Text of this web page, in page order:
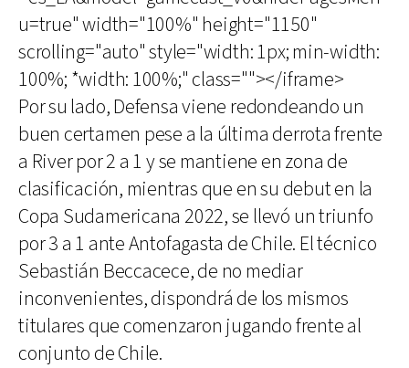
u=true" width="100%" height="1150"
scrolling="auto" style="width: 1px; min-width:
100%; *width: 100%;" class=""></iframe>
Por su lado, Defensa viene redondeando un
buen certamen pese a la última derrota frente
a River por 2 a 1 y se mantiene en zona de
clasificación, mientras que en su debut en la
Copa Sudamericana 2022, se llevó un triunfo
por 3 a 1 ante Antofagasta de Chile. El técnico
Sebastián Beccacece, de no mediar
inconvenientes, dispondrá de los mismos
titulares que comenzaron jugando frente al
conjunto de Chile.